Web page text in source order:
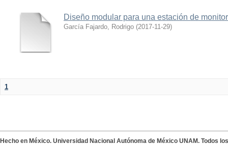
Diseño modular para una estación de
García Fajardo, Rodrigo (2017-11-29)
1
Hecho en México. Universidad Nacional Autónoma de México UNAM. Todos